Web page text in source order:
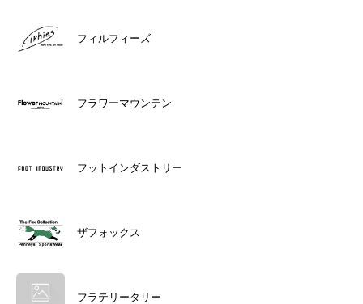
フィルフィーズ
フラワーマウンテン
フットインダストリー
ザフォックス
フラテリータリー